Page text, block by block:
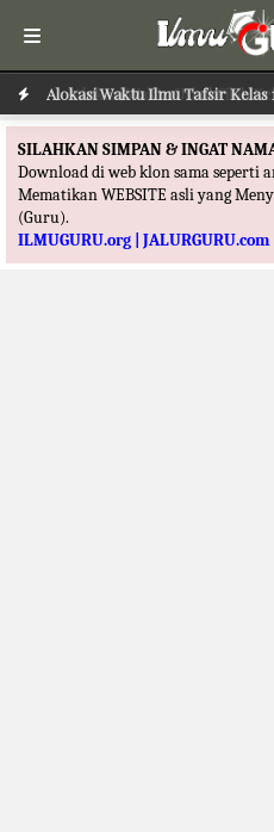
Alokasi Waktu Ilmu Tafsir Kelas
SILAHKAN SIMPAN & INGAT
Download di web klon sama seperti
Mematikan WEBSITE asli yang
(Guru).
ILMUGURU.org | JALURGURU.com